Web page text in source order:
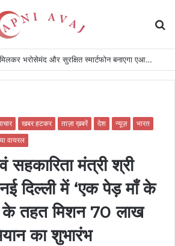
संविधान दर्शन का आयोजन
खबर हटकर ताज़ा ख़बरें देश न्यूज़
भारत
वायरल
सहकारिता मंत्री श्री
दिल्ली में ‘एक पेड़ माँ के
के तहत मिशन 70 लाख
का शुभारंभ